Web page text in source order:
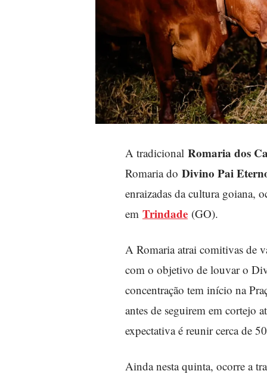
A tradicional Romaria dos
Romaria do Divino Pai
enraizadas da cultura goiana,
em Trindade (GO).
A Romaria atrai comitivas de
com o objetivo de louvar o
concentração tem início na
antes de seguirem em cortejo
expectativa é reunir cerca de
Ainda nesta quinta, ocorre a